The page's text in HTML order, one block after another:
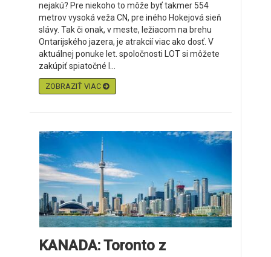
nejakú? Pre niekoho to môže byť takmer 554
metrov vysoká veža CN, pre iného Hokejová sieň
slávy. Tak či onak, v meste, ležiacom na brehu
Ontarijského jazera, je atrakcií viac ako dosť. V
aktuálnej ponuke let. spoločnosti LOT si môžete
zakúpiť spiatočné l...
ZOBRAZIŤ VIAC
KANADA: Toronto z